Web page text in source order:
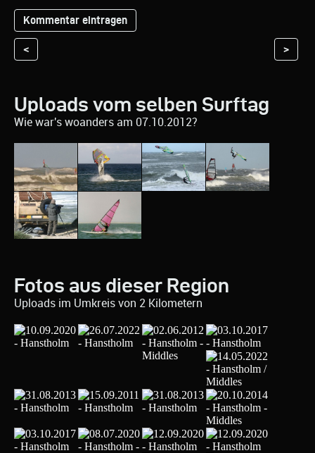
< >
Uploads vom selben Surftag
Wie war's woanders am 07.10.2012?
Fotos aus dieser Region
Uploads im Umkreis von 2 Kilometern